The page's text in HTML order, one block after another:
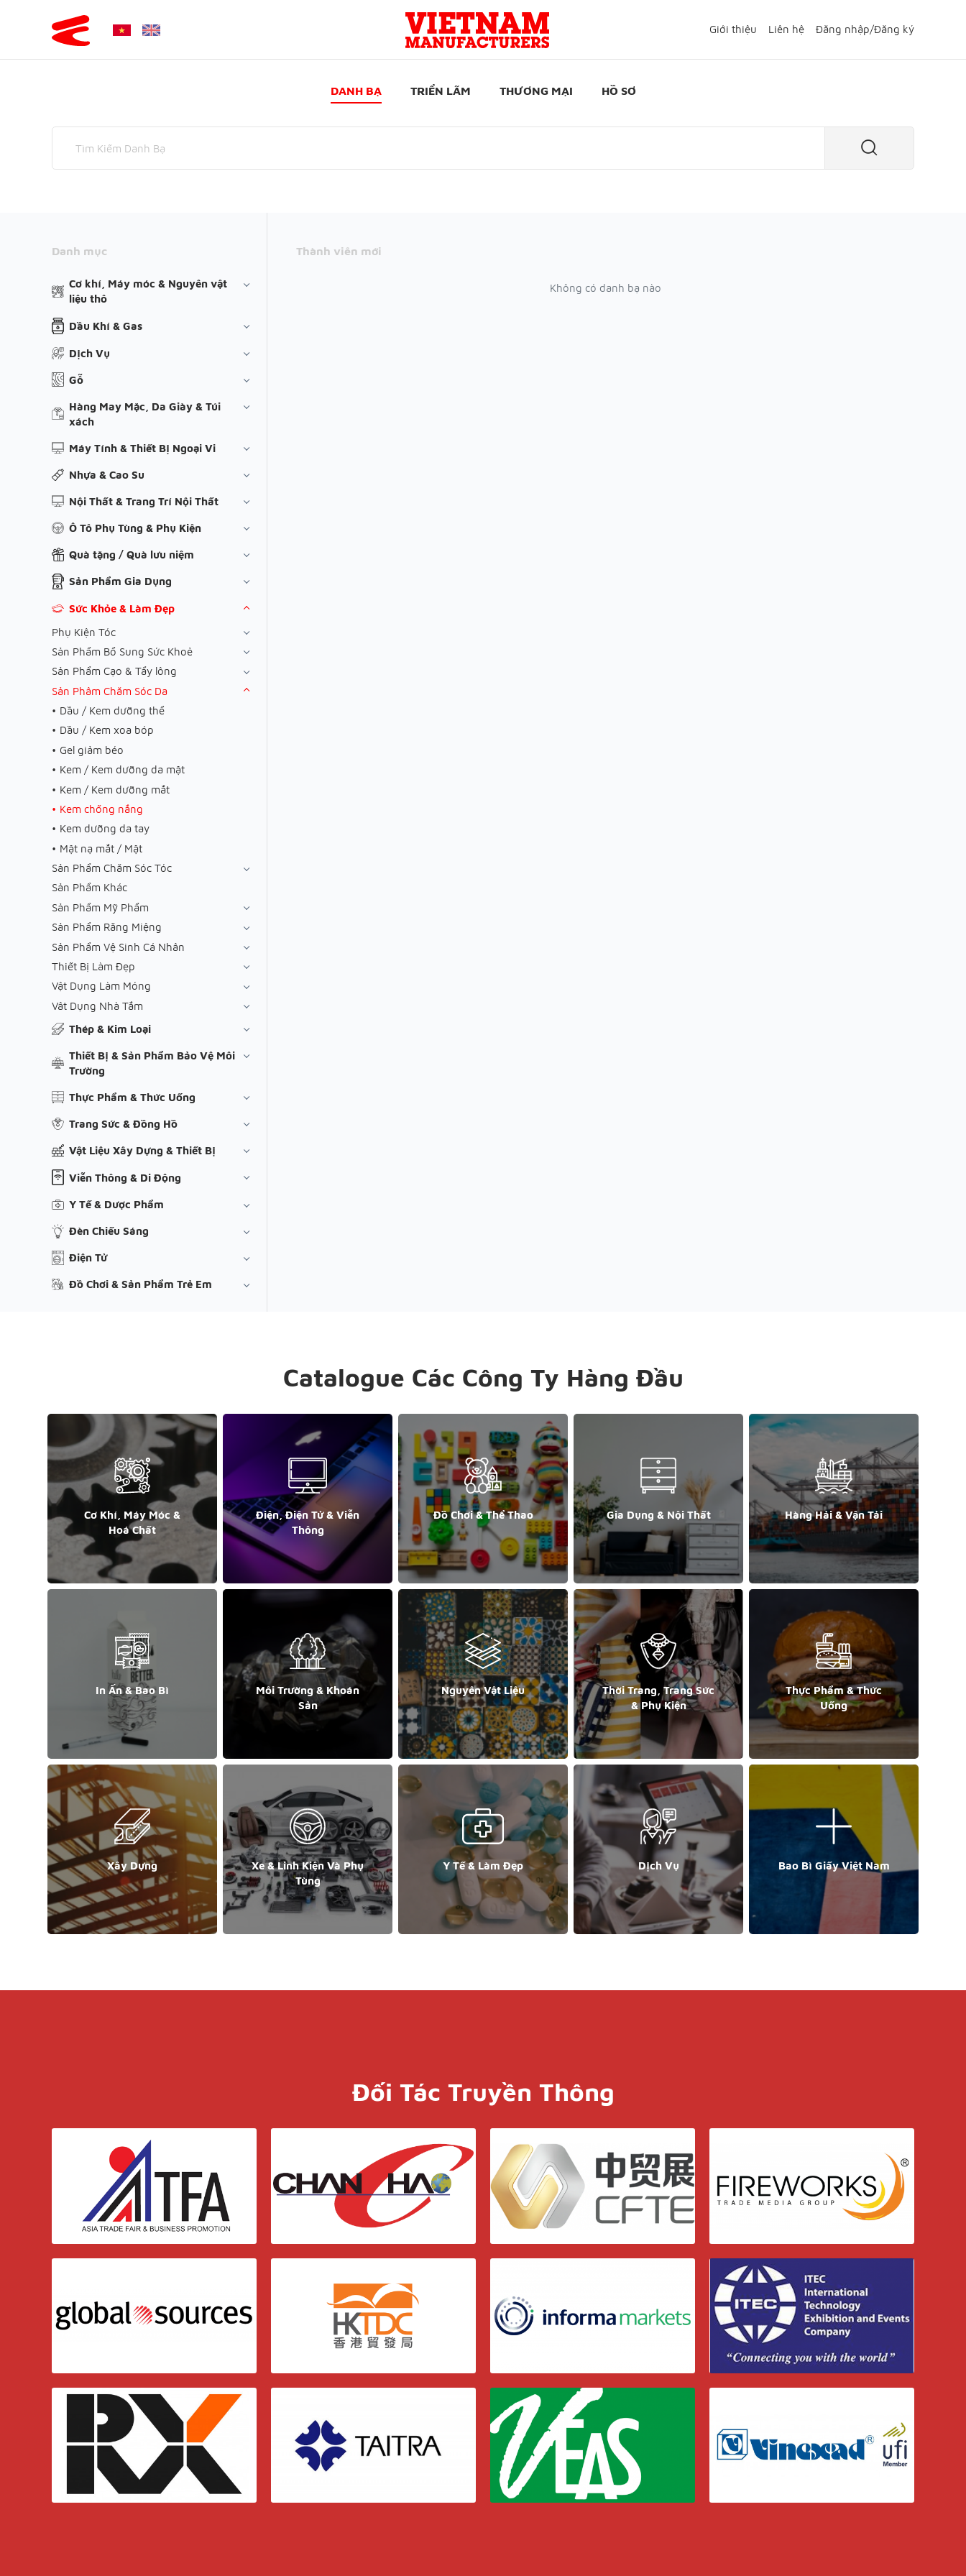
Giới thiệu Liên hệ Đăng nhập/Đăng ký
DANH BẠ TRIỂN LÃM THƯƠNG MẠI HỒ SƠ
Danh mục
Cơ khí, Máy móc & Nguyên vật
liệu thô
Dầu Khí & Gas
Dịch Vụ
Gỗ
Hàng May Mặc, Da Giày & Túi
xách
Máy Tính & Thiết Bị Ngoại Vi
Nhựa & Cao Su
Nội Thất & Trang Trí Nội Thất
Ô Tô Phụ Tùng & Phụ Kiện
Quà tặng / Quà lưu niệm
Sản Phẩm Gia Dụng
Sức Khỏe & Làm Đẹp
Phụ Kiện Tóc
Sản Phẩm Bổ Sung Sức Khoẻ
Sản Phẩm Cạo & Tẩy lông
Sản Phâm Chăm Sóc Da
Dầu / Kem dưỡng thể
Dầu / Kem xoa bóp
Gel giảm béo
Kem / Kem dưỡng da mặt
Kem / Kem dưỡng mắt
Kem chống nắng
Kem dưỡng da tay
Mặt nạ mắt / Mặt
Sản Phẩm Chăm Sóc Tóc
Sản Phẩm Khác
Sản Phẩm Mỹ Phẩm
Sản Phẩm Răng Miệng
Sản Phẩm Vệ Sinh Cá Nhân
Thiết Bị Làm Đẹp
Vật Dụng Làm Móng
Vât Dụng Nhà Tắm
Thép & Kim Loại
Thiết Bị & Sản Phẩm Bảo Vệ Môi
Trường
Thực Phẩm & Thức Uống
Trang Sức & Đồng Hồ
Vật Liệu Xây Dựng & Thiết Bị
Viễn Thông & Di Động
Y Tế & Dược Phẩm
Đèn Chiếu Sáng
Điện Tử
Đồ Chơi & Sản Phẩm Trẻ Em
Thành viên mới
Không có danh bạ nào
Catalogue Các Công Ty Hàng Đầu
Cơ Khí, Máy Móc &
Hoá Chất
Điện, Điện Tử & Viễn
Thông
Đồ Chơi & Thể Thao Gia Dụng & Nội Thất Hàng Hải & Vận Tải
In Ấn & Bao Bì
Môi Trường & Khoán
Sản
Nguyên Vật Liệu
Thời Trang, Trang Sức
& Phụ Kiện
Thực Phẩm & Thức
Uống
Xây Dựng
Xe & Linh Kiện Và Phụ
Tùng
Y Tế & Làm Đẹp Dịch Vụ Bao Bì Giấy Việt Nam
Đối Tác Truyền Thông